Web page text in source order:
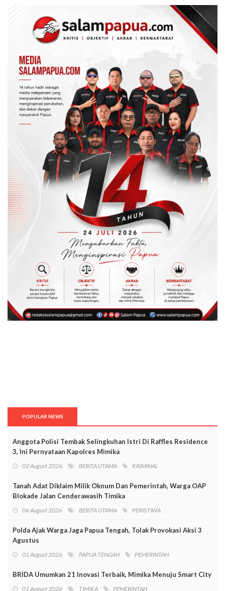
POPULAR NEWS
Anggota Polisi Tembak Selingkuhan Istri Di Raffles Residence
3, Ini Pernyataan Kapolres Mimika
02 August 2026 BERITA UTAMA KRIMINAL
Tanah Adat Diklaim Milik Oknum Dan Pemerintah, Warga OAP
Blokade Jalan Cenderawasih Timika
06 August 2026 BERITA UTAMA PERISTIWA
Polda Ajak Warga Jaga Papua Tengah, Tolak Provokasi Aksi 3
Agustus
01 August 2026 PAPUA TENGAH PEMERINTAH
BRIDA Umumkan 21 Inovasi Terbaik, Mimika Menuju Smart City
01 August 2026 TIMIKA PEMERINTAH